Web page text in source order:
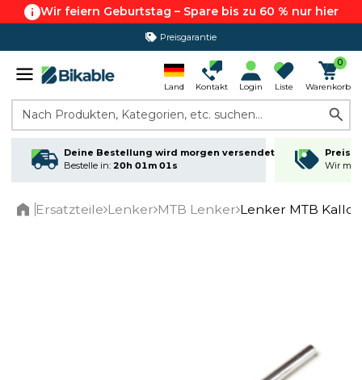
Wir feiern Geburtstag – Spare bis zu 60 % nur hier
Preisgarantie
365 Tage Rückgabe*
Land Kontakt Login Liste
0
Warenkorb
Nach Produkten, Kategorien, etc. suchen...
Deine Bestellung wird morgen versendet
Bestelle in: 20h 01m 00s
Wir
Ersatzteile Lenker MTB Lenker Lenker MTB